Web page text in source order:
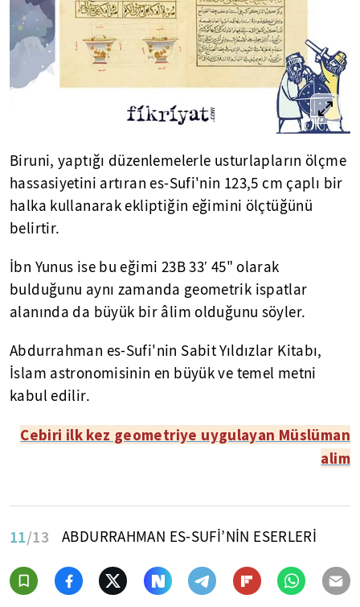
Biruni, yaptığı düzenlemelerle usturlapların ölçme
hassasiyetini artıran es-Sufi'nin 123,5 cm çaplı bir
halka kullanarak ekliptiğin eğimini ölçtüğünü
belirtir.
İbn Yunus ise bu eğimi 23B 33′ 45" olarak
bulduğunu aynı zamanda geometrik ispatlar
alanında da büyük bir âlim olduğunu söyler.
Abdurrahman es-Sufi'nin Sabit Yıldızlar Kitabı,
İslam astronomisinin en büyük ve temel metni
kabul edilir.
Cebiri ilk kez geometriye uygulayan Müslüman
alim
11/13 ABDURRAHMAN ES-SUFİ’NİN ESERLERİ